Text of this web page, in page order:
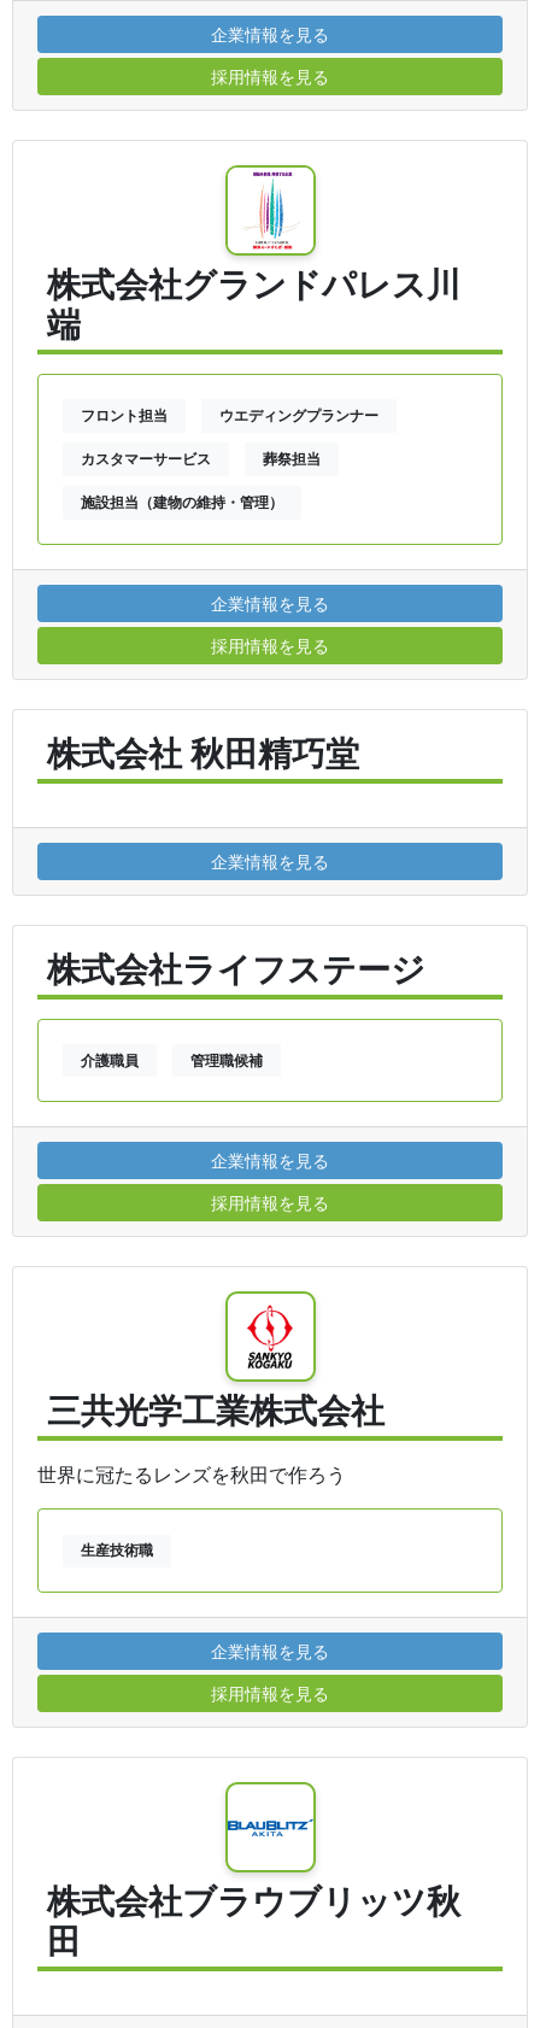
企業情報を見る
採用情報を見る
株式会社グランドパレス川
端
フロント担当 ウエディングプランナー
カスタマーサービス 葬祭担当
施設担当（建物の維持・管理）
企業情報を見る
採用情報を見る
株式会社 秋田精巧堂
企業情報を見る
株式会社ライフステージ
介護職員 管理職候補
企業情報を見る
採用情報を見る
三共光学工業株式会社
世界に冠たるレンズを秋田で作ろう
生産技術職
企業情報を見る
採用情報を見る
株式会社ブラウブリッツ秋
田